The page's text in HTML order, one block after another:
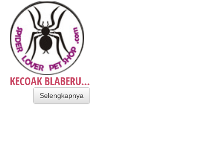
KECOAK BLABERU...
Selengkapnya